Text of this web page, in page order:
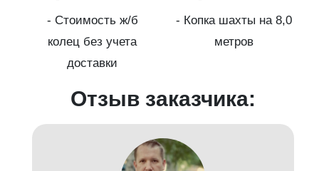
- Стоимость ж/б
колец без учета
доставки
- Копка шахты на 8,0
метров
Отзыв заказчика: